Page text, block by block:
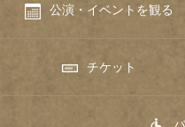
公演・イベントを観る
チケット